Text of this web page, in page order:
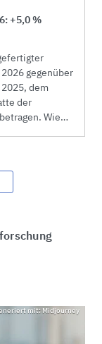
+5,0 %
gegenüber
dem
der
Wie
mit: Midjourney